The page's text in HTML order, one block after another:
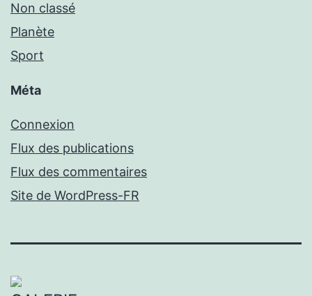
Non classé
Planète
Sport
Méta
Connexion
Flux des publications
Flux des commentaires
Site de WordPress-FR